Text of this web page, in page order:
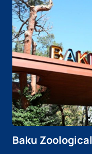
Baku